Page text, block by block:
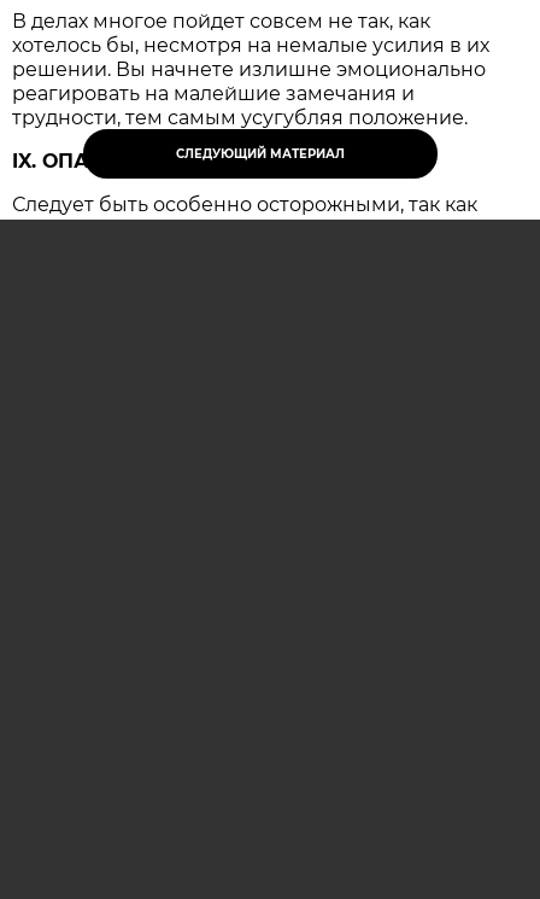
СЛЕДУЮЩИЙ МАТЕРИАЛ
В делах многое пойдет совсем не так, как
хотелось бы, несмотря на немалые усилия в их
решении. Вы начнете излишне эмоционально
реагировать на малейшие замечания и
трудности, тем самым усугубляя положение.
IX. ОПАСНЫЙ
Следует быть особенно осторожными, так как